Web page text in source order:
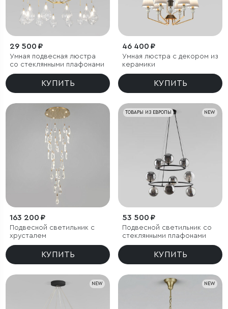
29 500 ₽
Умная подвесная люстра
со стеклянными плафонами
КУПИТЬ
46 400 ₽
Умная люстра с декором из
керамики
КУПИТЬ
163 200 ₽
Подвесной светильник с
хрусталем
КУПИТЬ
NEW
ТОВАРЫ ИЗ ЕВРОПЫ
53 500 ₽
Подвесной светильник со
стеклянными плафонами
КУПИТЬ
NEW NEW